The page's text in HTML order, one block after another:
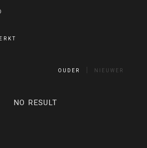
OUDER NIEUWER
NO RESULT